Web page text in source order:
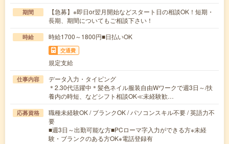
期間
【急募】※即日or翌月開始などスタート日の相談OK！短期・
長期、期間についてもご相談下さい！
時給 時給1700～1800円■日払いOK
交通費
規定支給
仕事内容
データ入力・タイピング
＊2.30代活躍中＊髪色ネイル服装自由Wワークで週3日～/扶
養内の時短、などシフト相談OK≪未経験歓…
応募資格
職種未経験OK / ブランクOK / パソコンスキル不要 / 英語力不
要
■週3日～出勤可能な方■PCローマ字入力ができる方※未経
験・ブランクのある方OK※電話登録有